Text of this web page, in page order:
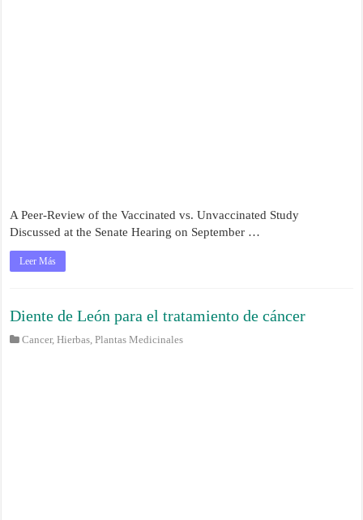
A Peer-Review of the Vaccinated vs. Unvaccinated Study
Discussed at the Senate Hearing on September …
Leer Más
Diente de León para el tratamiento de cáncer
Cancer,Hierbas ,Plantas Medicinales